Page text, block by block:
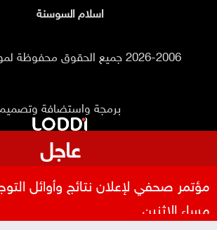
اسلام السوسنة
2026-2006 جميع الحقوق محفوظة لموقع السوسنة
برمجة واستضافة وتصميم
عاجل
مؤتمر صحفي لإعلان نتائج وأوائل
مساء الاثنين